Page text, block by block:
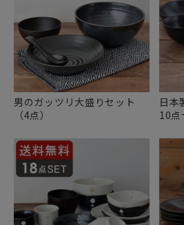
男のガッツリ大盛りセット
（4点）
日本
10点